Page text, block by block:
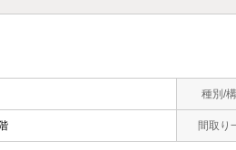
種別/
間取り